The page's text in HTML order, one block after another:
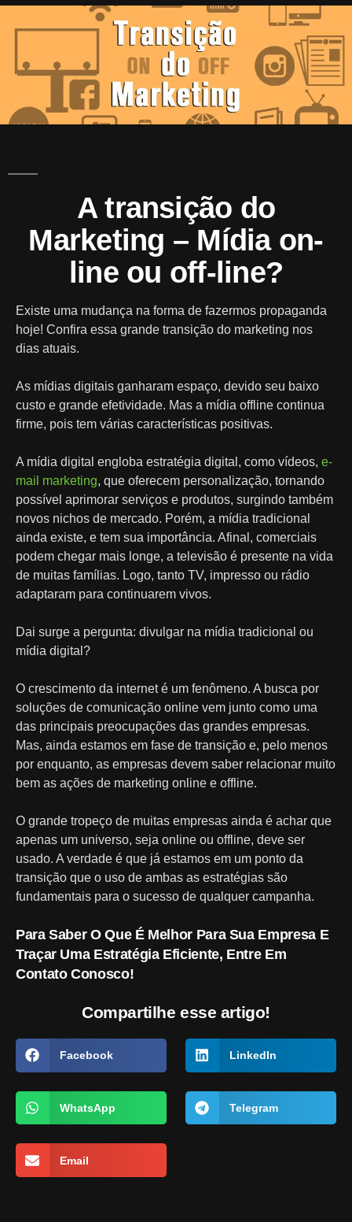
A transição do
Marketing – Mídia on-
line ou off-line?
Existe uma mudança na forma de fazermos propaganda
hoje! Confira essa grande transição do marketing nos
dias atuais.
As mídias digitais ganharam espaço, devido seu baixo
custo e grande efetividade. Mas a mídia offline continua
firme, pois tem várias características positivas.
A mídia digital engloba estratégia digital, como vídeos, e-
mail marketing, que oferecem personalização, tornando
possível aprimorar serviços e produtos, surgindo também
novos nichos de mercado. Porém, a mídia tradicional
ainda existe, e tem sua importância. Afinal, comerciais
podem chegar mais longe, a televisão é presente na vida
de muitas famílias. Logo, tanto TV, impresso ou rádio
adaptaram para continuarem vivos.
Dai surge a pergunta: divulgar na mídia tradicional ou
mídia digital?
O crescimento da internet é um fenômeno. A busca por
soluções de comunicação online vem junto como uma
das principais preocupações das grandes empresas.
Mas, ainda estamos em fase de transição e, pelo menos
por enquanto, as empresas devem saber relacionar muito
bem as ações de marketing online e offline.
O grande tropeço de muitas empresas ainda é achar que
apenas um universo, seja online ou offline, deve ser
usado. A verdade é que já estamos em um ponto da
transição que o uso de ambas as estratégias são
fundamentais para o sucesso de qualquer campanha.
Para Saber O Que É Melhor Para Sua Empresa E
Traçar Uma Estratégia Eficiente, Entre Em
Contato Conosco!
Compartilhe esse artigo!
Facebook LinkedIn
WhatsApp Telegram
Email